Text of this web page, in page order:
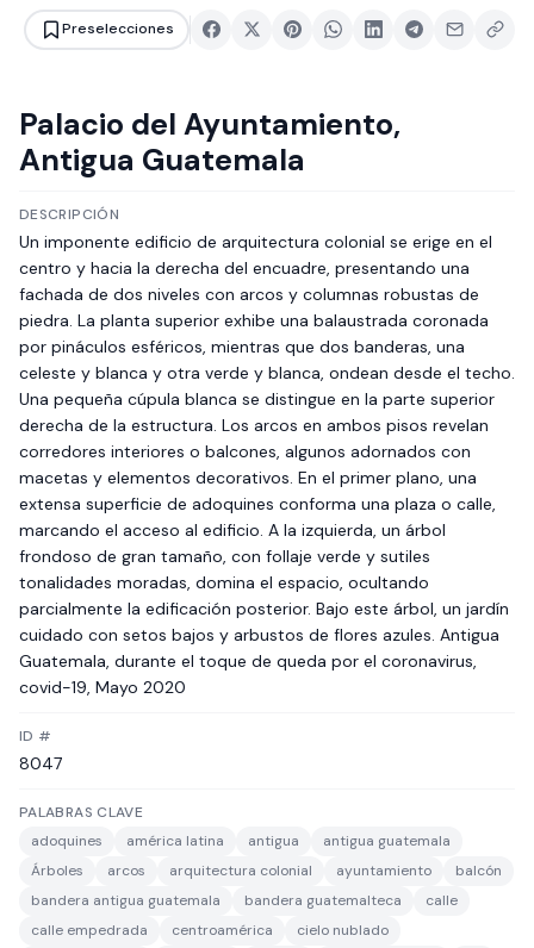
Preselecciones
Palacio del Ayuntamiento,
Antigua Guatemala
DESCRIPCIÓN
Un imponente edificio de arquitectura colonial se erige en el
centro y hacia la derecha del encuadre, presentando una
fachada de dos niveles con arcos y columnas robustas de
piedra. La planta superior exhibe una balaustrada coronada
por pináculos esféricos, mientras que dos banderas, una
celeste y blanca y otra verde y blanca, ondean desde el techo.
Una pequeña cúpula blanca se distingue en la parte superior
derecha de la estructura. Los arcos en ambos pisos revelan
corredores interiores o balcones, algunos adornados con
macetas y elementos decorativos. En el primer plano, una
extensa superficie de adoquines conforma una plaza o calle,
marcando el acceso al edificio. A la izquierda, un árbol
frondoso de gran tamaño, con follaje verde y sutiles
tonalidades moradas, domina el espacio, ocultando
parcialmente la edificación posterior. Bajo este árbol, un jardín
cuidado con setos bajos y arbustos de flores azules. Antigua
Guatemala, durante el toque de queda por el coronavirus,
covid-19, Mayo 2020
ID #
8047
PALABRAS CLAVE
adoquines
américa latina antigua
antigua guatemala
Árboles
arcos arquitectura colonial ayuntamiento
balcón
bandera antigua guatemala
bandera guatemalteca
calle
calle empedrada
centroamérica
cielo nublado